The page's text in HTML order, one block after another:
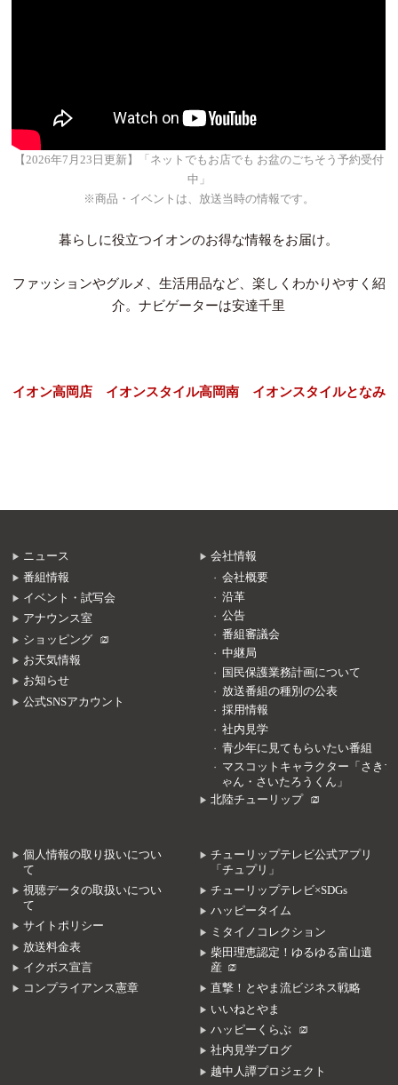
【2026年7月23日更新】「ネットでもお店でも お盆のごちそう予約受付
中」
※商品・イベントは、放送当時の情報です。
暮らしに役立つイオンのお得な情報をお届け。
ファッションやグルメ、生活用品など、楽しくわかりやすく紹
介。ナビゲーターは安達千里
イオン高岡店 イオンスタイル高岡南 イオンスタイルとなみ
ニュース
番組情報
イベント・試写会
アナウンス室
ショッピング
お天気情報
お知らせ
公式SNSアカウント
会社情報
会社概要
沿革
公告
番組審議会
中継局
国民保護業務計画について
放送番組の種別の公表
採用情報
社内見学
青少年に見てもらいたい番組
マスコットキャラクター「さきち
ゃん・さいたろうくん」
北陸チューリップ
個人情報の取り扱いについ
て
視聴データの取扱いについ
て
サイトポリシー
放送料金表
イクボス宣言
コンプライアンス憲章
チューリップテレビ公式アプリ
「チュプリ」
チューリップテレビ×SDGs
ハッピータイム
ミタイノコレクション
柴田理恵認定！ゆるゆる富山遺
産
直撃！とやま流ビジネス戦略
いいねとやま
ハッピーくらぶ
社内見学ブログ
越中人譚プロジェクト